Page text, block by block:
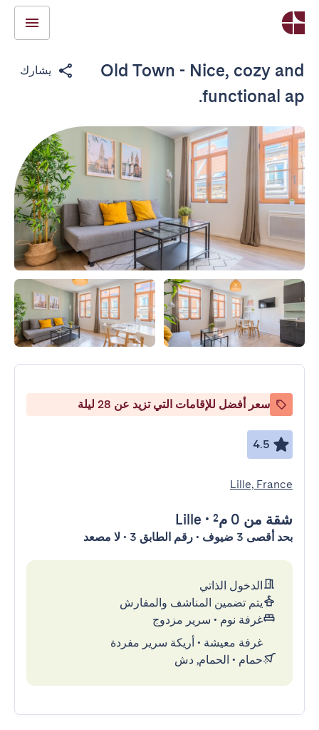
Old Town - Nice, cozy and
functional ap.
يشارك
سعر أفضل للإقامات التي تزيد عن 28 ليلة
4.5
Lille, France
شقة من 0 م² •
Lille
بحد أقصى 3 ضيوف • رقم الطابق 3 • لا مصعد
الدخول الذاتي
يتم تضمين المناشف والمفارش
غرفة نوم • سرير مزدوج
غرفة معيشة • أريكة سرير مفردة
حمام • الحمام, دش